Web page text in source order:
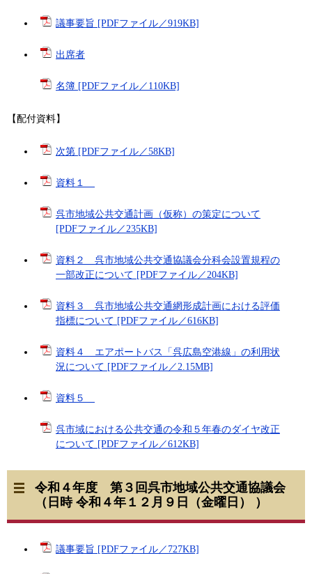
議事要旨 [PDFファイル／919KB]
出席者
名簿 [PDFファイル／110KB]
【配付資料】
次第 [PDFファイル／58KB]
資料１
呉市地域公共交通計画（仮称）の策定について
[PDFファイル／235KB]
資料２ 呉市地域公共交通協議会分科会設置規程の
一部改正について [PDFファイル／204KB]
資料３ 呉市地域公共交通網形成計画における評価
指標について [PDFファイル／616KB]
資料４ エアポートバス「呉広島空港線」の利用状
況について [PDFファイル／2.15MB]
資料５
呉市域における公共交通の令和５年春のダイヤ改正
について [PDFファイル／612KB]
令和４年度 第３回呉市地域公共交通協議会
（日時 令和４年１２月９日（金曜日） ）
議事要旨 [PDFファイル／727KB]